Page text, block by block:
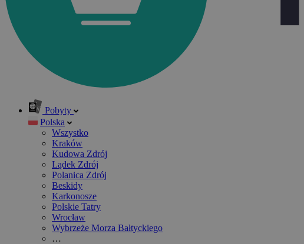
Pobyty
Polska
Wszystko
Kraków
Kudowa Zdrój
Lądek Zdrój
Polanica Zdrój
Beskidy
Karkonosze
Polskie Tatry
Wrocław
Wybrzeże Morza Bałtyckiego
…